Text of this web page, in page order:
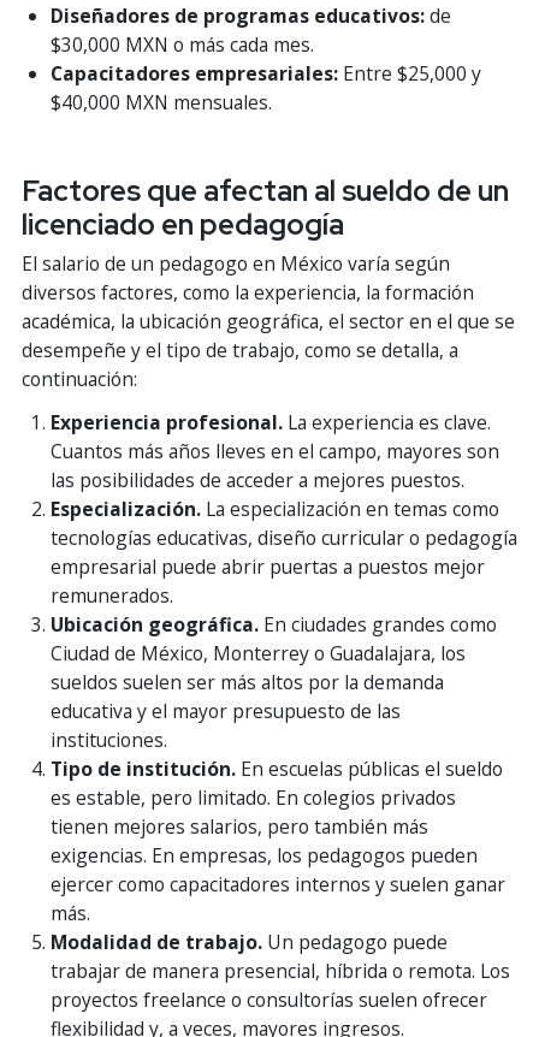
Diseñadores de programas educativos:de
$30,000 MXN o más cada mes.
Capacitadores empresariales: Entre $25,000 y
$40,000 MXN mensuales.
Factores que afectan al sueldo de un
licenciado en pedagogía
El salario de un pedagogo en México varía según
diversos factores, como la experiencia, la formación
académica, la ubicación geográfica, el sector en el que se
desempeñe y el tipo de trabajo, como se detalla, a
continuación:
Experiencia profesional. La experiencia es clave.
Cuantos más años lleves en el campo, mayores son
las posibilidades de acceder a mejores puestos.
Especialización. La especialización en temas como
tecnologías educativas, diseño curricular o pedagogía
empresarial puede abrir puertas a puestos mejor
remunerados.
Ubicación geográfica. En ciudades grandes como
Ciudad de México, Monterrey o Guadalajara, los
sueldos suelen ser más altos por la demanda
educativa y el mayor presupuesto de las
instituciones.
Tipo de institución. En escuelas públicas el sueldo
es estable, pero limitado. En colegios privados
tienen mejores salarios, pero también más
exigencias. En empresas, los pedagogos pueden
ejercer como capacitadores internos y suelen ganar
más.
Modalidad de trabajo. Un pedagogo puede
trabajar de manera presencial, híbrida o remota. Los
proyectos freelance o consultorías suelen ofrecer
flexibilidad y, a veces, mayores ingresos.